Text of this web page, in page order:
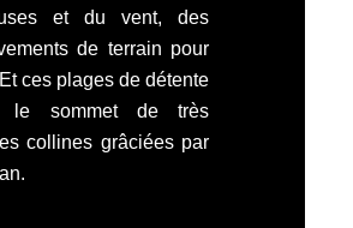
et du vent, des
de terrain pour
ces plages de détente
le sommet de très
collines grâciées par